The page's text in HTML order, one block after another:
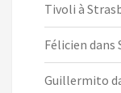
Tivoli à
Félicien dans
Guillermito